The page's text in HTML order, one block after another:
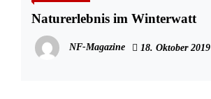
Naturerlebnis im Winterwatt
NF-Magazine 18. Oktober 2019